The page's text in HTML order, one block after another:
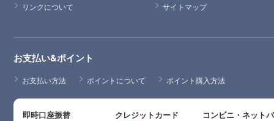
リンクについて
サイトマップ
お支払い&ポイント
お支払い方法 ポイントについて ポイント購入方法
即時口座振替 クレジットカード コンビニ・ネット